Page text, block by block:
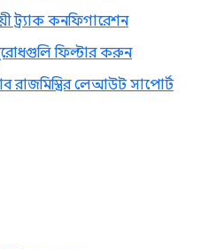
ট্র্যাক কনফিগারেশন
ফিল্টার করুন
লেআউট সাপোর্ট